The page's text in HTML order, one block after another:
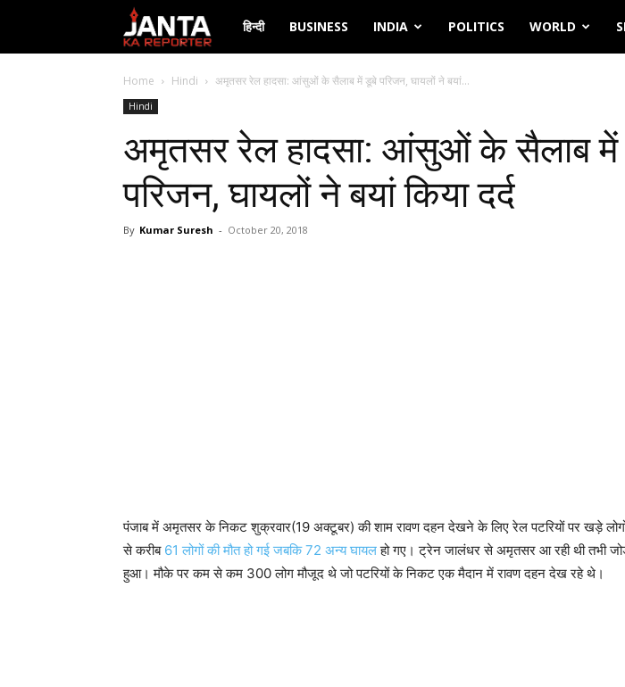
Janta
Ka
Reporter
हिन्दी BUSINESS INDIA POLITICS WORLD
Home Hindi अमृतसर रेल हादसा: आंसुओं के सैलाब में डूबे परिजन, घायलों ने बयां...
Hindi
अमृतसर रेल हादसा: आंसुओं के सैलाब
परिजन, घायलों ने बयां किया दर्द
By Kumar Suresh - October 20, 2018
पंजाब में अमृतसर के निकट शुक्रवार(19 अक्टूबर) की शाम रावण दहन देखने के लिए रेल पटरियों पर खड़े
से करीब 61 लोगों की मौत हो गई जबकि 72 अन्य घायलहो गए। ट्रेन जालंधर से अमृतसर आ रही थी तभी
हुआ। मौके पर कम से कम 300 लोग मौजूद थे जो पटरियों के निकट एक मैदान में रावण दहन देख रहे थे।